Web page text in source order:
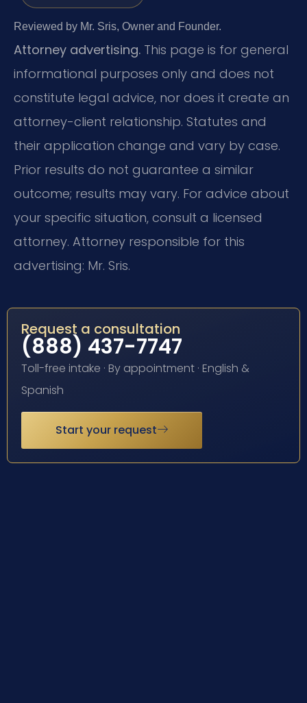
Reviewed by Mr. Sris, Owner and Founder.
Attorney advertising. This page is for general
informational purposes only and does not
constitute legal advice, nor does it create an
attorney-client relationship. Statutes and
their application change and vary by case.
Prior results do not guarantee a similar
outcome; results may vary. For advice about
your specific situation, consult a licensed
attorney. Attorney responsible for this
advertising: Mr. Sris.
Request a consultation
(888) 437-7747
Toll-free intake · By appointment · English &
Spanish
Start your request